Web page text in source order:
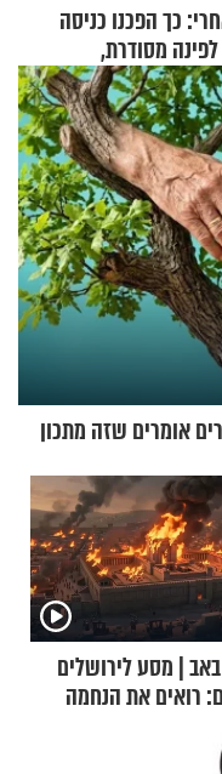
כך הפכנו כניסה
מסודרת,
ומזמינה
אומרים שזה מתכון
| מסע לירושלים
רואים את הנחמה